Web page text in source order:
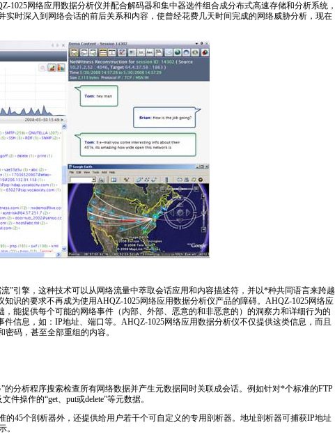
1025网络应用数据分析仪并配合解码器和集中器选件组合成分布式高速存储和分析系统，
实时深入到网络会话的前后关系和内容，使曾经花费几天时间完成的网络威胁分析，现在
”引擎，这种技术可以从网络流量中萃取会话应用和内容描述符，并以*种共同语言来跨越
识的要求不再成为使用AHQZ-1025网络应用数据分析仪产品的障碍。AHQZ-1025网络应
能提供每个可能的网络事件（内部、外部、恶意的和非恶意的）的洞察力和详细行为的
信息，如：IP地址、端口等。AHQZ-1025网络应用数据分析仪不仅提供这类信息，而且
密码，甚至全部重组的内容。
的分析程序搜索检查所有网络数据并产生元数据同时关联成会话。例如针对*个标准的FTP
件操作的“get、put或delete”等元数据。
的45个剖析器外，还提供给用户若干个可自定义的专用剖析器。地址剖析器可捕获IP地址
。